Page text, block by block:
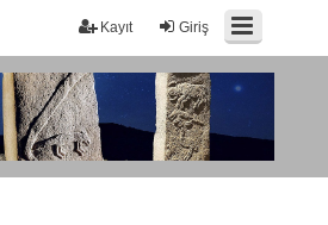
Giriş
Kayıt